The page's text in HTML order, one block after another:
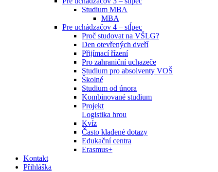
Studium MBA
MBA
Pre uchádzačov 4 – stĺpec
Proč studovat na VŠLG?
Den otevřených dveří
Přijímací řízení
Pro zahraniční uchazeče
Studium pro absolventy VOŠ
Školné
Studium od února
Kombinované studium
Projekt
Logistika hrou
Kvíz
Často kladené dotazy
Edukační centra
Erasmus+
Kontakt
Přihláška